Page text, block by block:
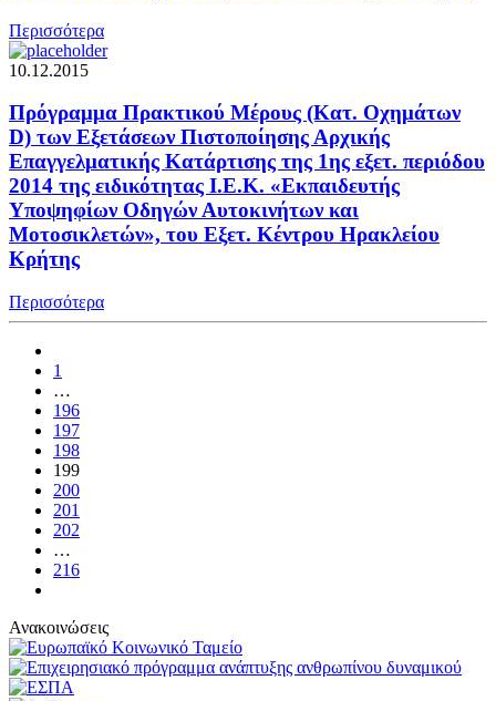
Περισσότερα
10.12.2015
Πρόγραμμα Πρακτικού Μέρους (Κατ. Οχημάτων
D) των Εξετάσεων Πιστοποίησης Αρχικής
Επαγγελματικής Κατάρτισης της 1ης εξετ. περιόδου
2014 της ειδικότητας Ι.Ε.Κ. «Εκπαιδευτής
Υποψηφίων Οδηγών Αυτοκινήτων και
Μοτοσικλετών», του Εξετ. Κέντρου Ηρακλείου
Κρήτης
Περισσότερα
1
…
196
197
198
199
200
201
202
…
216
Ανακοινώσεις